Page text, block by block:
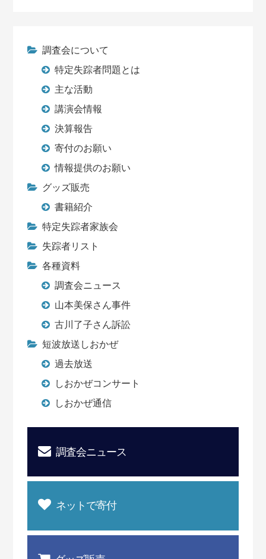
調査会について
特定失踪者問題とは
主な活動
講演会情報
決算報告
寄付のお願い
情報提供のお願い
グッズ販売
書籍紹介
特定失踪者家族会
失踪者リスト
各種資料
調査会ニュース
山本美保さん事件
古川了子さん訴訟
短波放送しおかぜ
過去放送
しおかぜコンサート
しおかぜ通信
調査会ニュース
ネットで寄付